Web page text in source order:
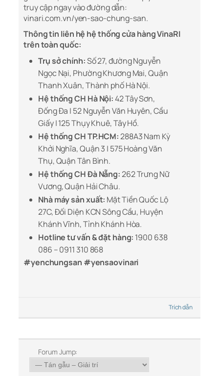
truy cập ngay vào đường dẫn:
vinari.com.vn/yen-sao-chung-san.
Thông tin liên hệ hệ thống cửa hàng VinaRI
trên toàn quốc:
Trụ sở chính:Số 27, đường Nguyễn
Ngọc Nại, Phường Khương Mai, Quận
Thanh Xuân, Thành phố Hà Nội.
Hệ thống CH Hà Nội:42 Tây Sơn,
Đống Đa | 52 Nguyễn Văn Huyên, Cầu
Giấy | 125 Thụy Khuê, Tây Hồ.
Hệ thống CH TP.HCM:288A3 Nam Kỳ
Khởi Nghĩa, Quận 3 | 575 Hoàng Văn
Thụ, Quận Tân Bình.
Hệ thống CH Đà Nẵng:262 Trưng Nữ
Vương, Quận Hải Châu.
Nhà máy sản xuất: Mặt Tiền Quốc Lộ
27C, Đối Diện KCN Sông Cầu, Huyện
Khánh Vĩnh, Tỉnh Khánh Hòa.
Hotline tư vấn & đặt hàng: 1900 638
086 – 0911 310 868
#yenchungsan #yensaovinari
Trích dẫn
Forum Jump: